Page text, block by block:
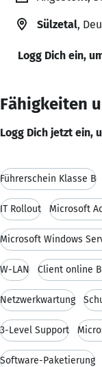
Sülzetal,
Logg Dich ein,
Fähigkeiten
Logg Dich jetzt ein,
Führerschein Klasse B
IT Rollout Microsoft
Microsoft Windows
W-LAN Client online
Netzwerkwartung
3-Level Support
Software-Paketierung